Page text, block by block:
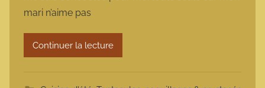
r
m
mari n’aime pas
Continuer la lecture